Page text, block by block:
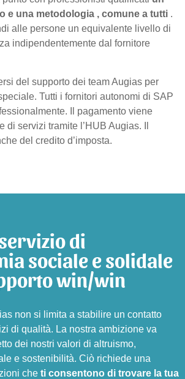
e una metodologia , comune a tutti .
alle persone un equivalente livello di
indipendentemente dal fornitore
del supporto dei team Augias per
Tutti i fornitori autonomi di SAP
Il pagamento viene
di servizi tramite l’HUB Augias. Il
del credito d’imposta.
di
sociale e solidale
win/win
non si limita a stabilire un contatto
di qualità. La nostra ambizione va
dei nostri valori di altruismo,
e sostenibilità. Ciò richiede una
che ti consentono di trovare la tua